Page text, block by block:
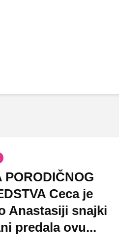
PORODIČNOG
Ceca je
Anastasiji snajki
predala ovu...